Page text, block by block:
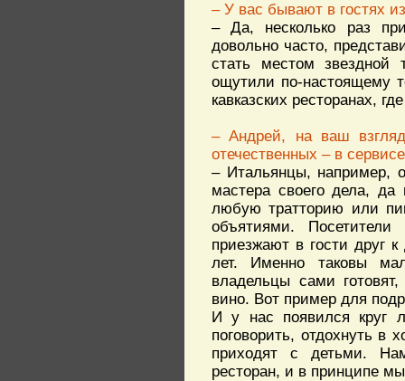
– У вас бывают в гостях
– Да, несколько раз
довольно часто,
стать местом
ощутили по-настоящему
кавказских ресторанах,
– Андрей, на ваш
отечественных – в
– Итальянцы, например,
мастера своего дела, да
любую тратторию или
объятиями.
приезжают в гости друг
лет. Именно таковы
владельцы сами
вино. Вот пример для
И у нас появился круг
поговорить, отдохнуть в
приходят с детьми.
ресторан, и в принципе